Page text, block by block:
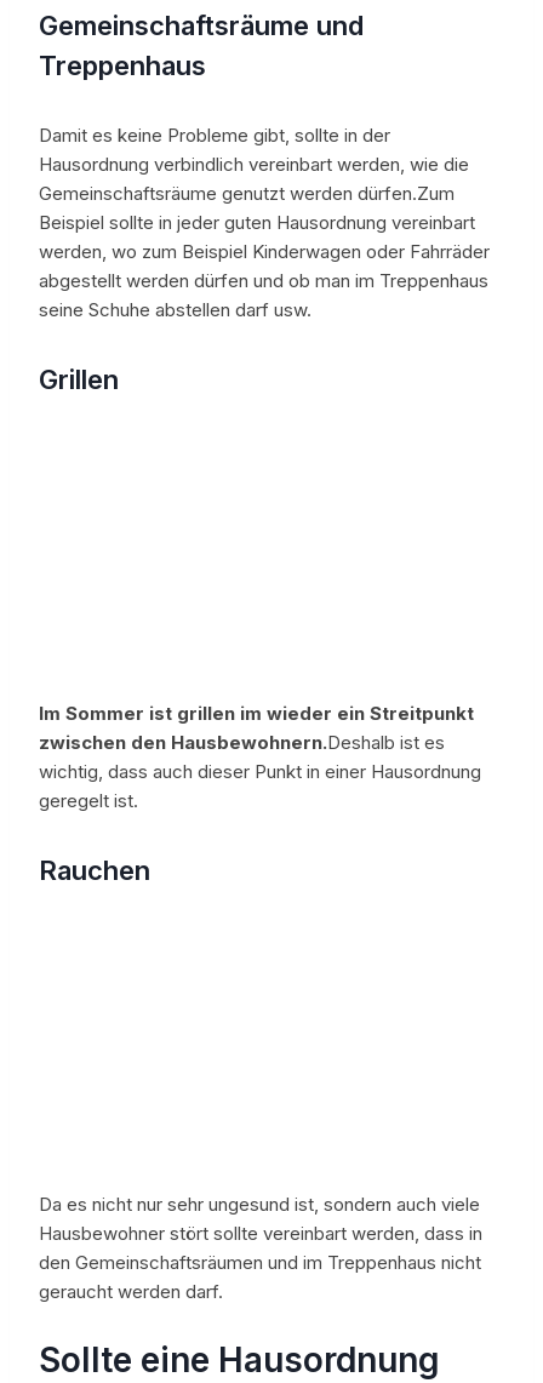
Gemeinschaftsräume und
Treppenhaus
Damit es keine Probleme gibt, sollte in der
Hausordnung verbindlich vereinbart werden, wie die
Gemeinschaftsräume genutzt werden dürfen.Zum
Beispiel sollte in jeder guten Hausordnung vereinbart
werden, wo zum Beispiel Kinderwagen oder Fahrräder
abgestellt werden dürfen und ob man im Treppenhaus
seine Schuhe abstellen darf usw.
Grillen
Im Sommer ist grillen im wieder ein Streitpunkt
zwischen den Hausbewohnern.Deshalb ist es
wichtig, dass auch dieser Punkt in einer Hausordnung
geregelt ist.
Rauchen
Da es nicht nur sehr ungesund ist, sondern auch viele
Hausbewohner stört sollte vereinbart werden, dass in
den Gemeinschaftsräumen und im Treppenhaus nicht
geraucht werden darf.
Sollte eine Hausordnung